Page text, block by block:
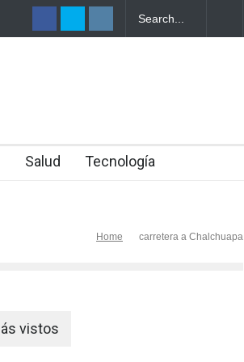
Salud Tecnología
Home carretera a Chalchuapa
vistos